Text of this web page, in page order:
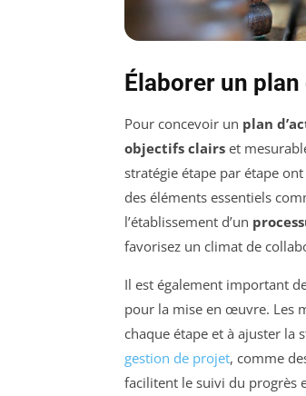
Élaborer un
Pour concevoir un plan
objectifs clairs et
stratégie étape par étape
des éléments essentiels
l’établissement d’un
favorisez un climat de
Il est également important
pour la mise en œuvre. Les
chaque étape et à ajuster la
gestion de projet, comme
facilitent le suivi du progrès